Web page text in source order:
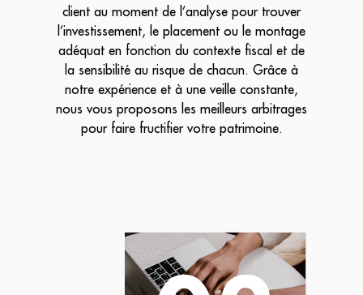
client au moment de l’analyse pour trouver
l’investissement, le placement ou le montage
adéquat en fonction du contexte fiscal et de
la sensibilité au risque de chacun. Grâce à
notre expérience et à une veille constante,
nous vous proposons les meilleurs arbitrages
pour faire fructifier votre patrimoine.